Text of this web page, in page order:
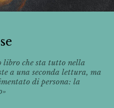
libro che sta tutto nella
a una seconda lettura, ma
di persona: la